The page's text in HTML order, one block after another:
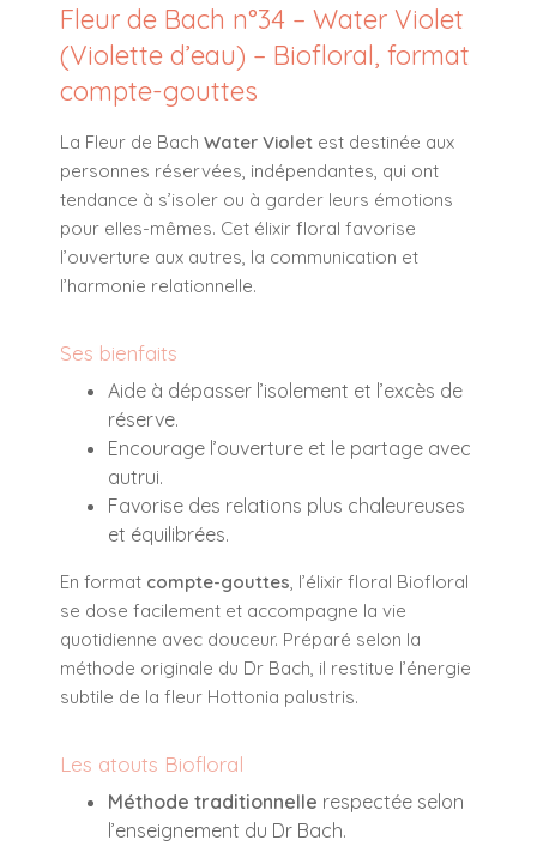
Fleur de Bach n°34 – Water Violet
(Violette d’eau) – Biofloral, format
compte-gouttes
La Fleur de Bach Water Violet est destinée aux
personnes réservées, indépendantes, qui ont
tendance à s’isoler ou à garder leurs émotions
pour elles-mêmes. Cet élixir floral favorise
l’ouverture aux autres, la communication et
l’harmonie relationnelle.
Ses bienfaits
Aide à dépasser l’isolement et l’excès de
réserve.
Encourage l’ouverture et le partage avec
autrui.
Favorise des relations plus chaleureuses
et équilibrées.
En format compte-gouttes, l’élixir floral Biofloral
se dose facilement et accompagne la vie
quotidienne avec douceur. Préparé selon la
méthode originale du Dr Bach, il restitue l’énergie
subtile de la fleur Hottonia palustris.
Les atouts Biofloral
Méthode traditionnelle respectée selon
l’enseignement du Dr Bach.